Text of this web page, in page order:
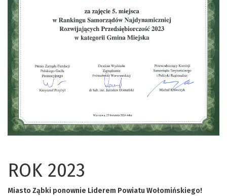
ROK 2023
Miasto Ząbki ponownie Liderem Powiatu Wołomińskiego!